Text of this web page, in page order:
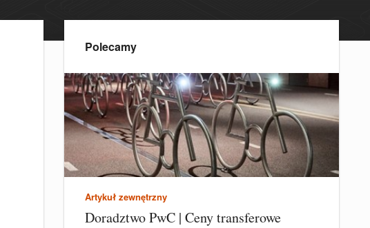
Polecamy
Artykuł zewnętrzny
Doradztwo PwC | Ceny transferowe